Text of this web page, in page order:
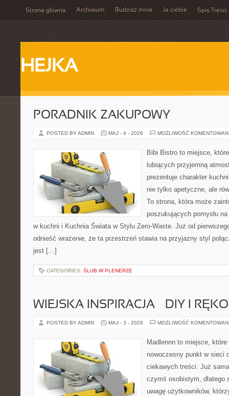
Strona główna Archiwum Budzisz mnie Ja ciebie Spis Treści
HEJKA
PORADNIK ZAKUPOWY
POSTED BY ADMIN MAJ - 4 - 2026 MOŻLIWOŚĆ
Bibi Bistro to miejsce,
lubiących przyjemną
prezentuje charakter
nie tylko apetyczne, ale
To strona, która może
poszukujących pomysłu
w kuchni i Kuchnia Świata w Stylu Zero-Waste. Już od
odnieść wrażenie, że ta przestrzeń stawia na przyjazny styl
jest […]
CATEGORIES: ŚLUB W PLENERZE
WIEJSKA INSPIRACJA – DIY I
POSTED BY ADMIN MAJ - 3 - 2026 MOŻLIWOŚĆ
Madlennn to miejsce,
nowoczesny punkt w sieci
ciekawych treści. Już
czymś osobistym, dlatego
uwagę użytkowników,